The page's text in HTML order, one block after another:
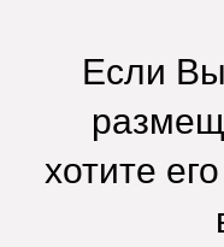
Если
хотите